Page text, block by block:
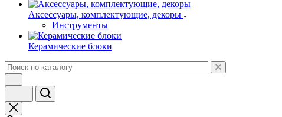
Аксессуары, комплектующие, декоры
Инструменты
Керамические блоки